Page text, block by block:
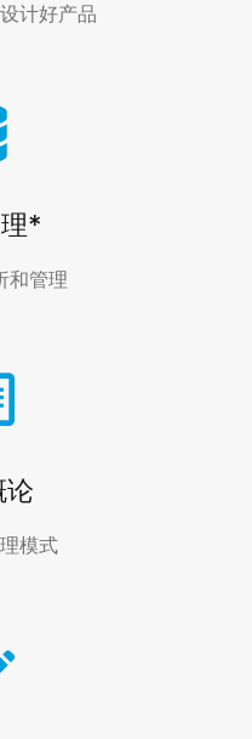
计好产品
*
和管理
论
模式